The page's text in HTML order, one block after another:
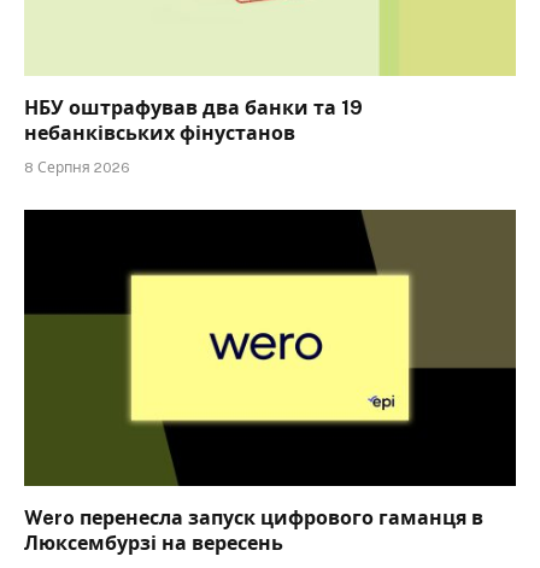
НБУ оштрафував два банки та 19
небанківських фінустанов
8 Серпня 2026
Wero перенесла запуск цифрового гаманця в
Люксембурзі на вересень